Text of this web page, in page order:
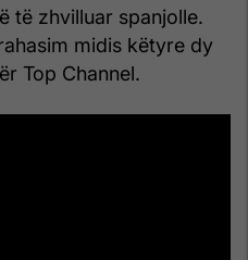
të zhvilluar spanjolle.
midis këtyre dy
Top Channel.